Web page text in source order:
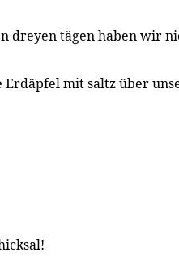
dreyen tägen haben wir
Erdäpfel mit saltz über